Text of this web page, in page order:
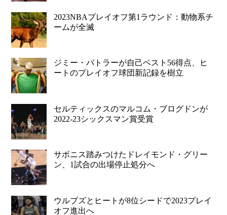
2023NBAプレイオフ第1ラウンド：動物系チ
ームが全滅
ジミー・バトラーが自己ベスト56得点、ヒ
ートのプレイオフ球団新記録を樹立
セルティックスのマルコム・ブログドンが
2022-23シックスマン賞受賞
サボニス踏みつけたドレイモンド・グリー
ン、1試合の出場停止処分へ
ウルブズとヒートが8位シードで2023プレイ
オフ進出へ